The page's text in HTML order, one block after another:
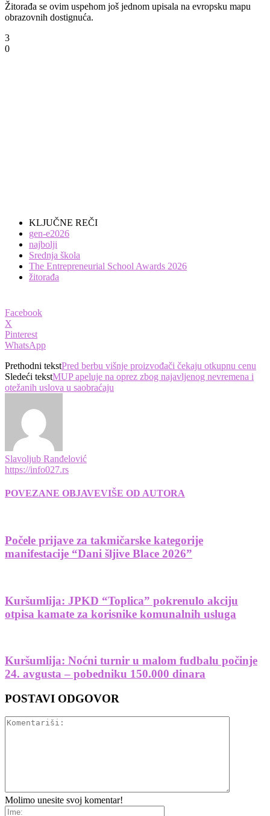
Žitorađa se ovim uspehom još jednom upisala na evropsku mapu
obrazovnih dostignuća.
3
0
KLJUČNE REČI
gen-e2026
najbolji
Srednja škola
The Entrepreneurial School Awards 2026
žitorađa
Facebook
X
Pinterest
WhatsApp
Prethodni tekstPred berbu višnje proizvođači čekaju otkupnu cenu
Sledeći tekstMUP apeluje na oprez zbog najavljenog nevremena i
otežanih uslova u saobraćaju
Slavoljub Ranđelović
https://info027.rs
POVEZANE OBJAVEVIŠE OD AUTORA
Počele prijave za takmičarske kategorije
manifestacije “Dani šljive Blace 2026”
Kuršumlija: JPKD “Toplica” pokrenulo akciju
otpisa kamate za korisnike komunalnih usluga
Kuršumlija: Noćni turnir u malom fudbalu počinje
24. avgusta – pobedniku 150.000 dinara
POSTAVI ODGOVOR
Molimo unesite svoj komentar!